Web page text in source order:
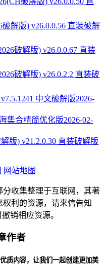
破解版) v26.0.0.56 直装破解
破解版) v26.0.0.67 直装
破解版) v26.0.2.2 直装破
中文破解版2026-
集合精简优化版2026-02-
版) v21.2.0.30 直装破解版
网站地图
收集整理于互联网，其著
利的资源，请来信告知
销相应资源。
作者
质内容，让我们一起创建更加美